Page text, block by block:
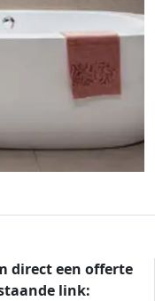
direct een offerte
link: